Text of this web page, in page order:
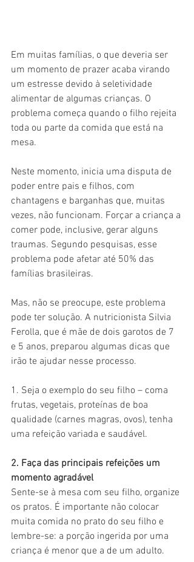
Em muitas famílias, o que deveria ser
um momento de prazer acaba virando
um estresse devido à seletividade
alimentar de algumas crianças. O
problema começa quando o filho rejeita
toda ou parte da comida que está na
mesa.
Neste momento, inicia uma disputa de
poder entre pais e filhos, com
chantagens e barganhas que, muitas
vezes, não funcionam. Forçar a criança a
comer pode, inclusive, gerar alguns
traumas. Segundo pesquisas, esse
problema pode afetar até 50% das
famílias brasileiras.
Mas, não se preocupe, este problema
pode ter solução. A nutricionista Silvia
Ferolla, que é mãe de dois garotos de 7
e 5 anos, preparou algumas dicas que
irão te ajudar nesse processo.
1. Seja o exemplo do seu filho – coma
frutas, vegetais, proteínas de boa
qualidade (carnes magras, ovos), tenha
uma refeição variada e saudável.
2. Faça das principais refeições um
momento agradável
Sente-se à mesa com seu filho, organize
os pratos. É importante não colocar
muita comida no prato do seu filho e
lembre-se: a porção ingerida por uma
criança é menor que a de um adulto.